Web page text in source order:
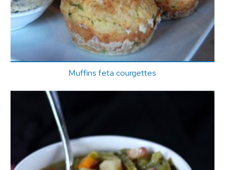
Muffins feta courgettes